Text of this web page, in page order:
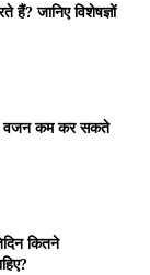
जानिए विशेषज्ञों
वजन कम कर सकते
कितने